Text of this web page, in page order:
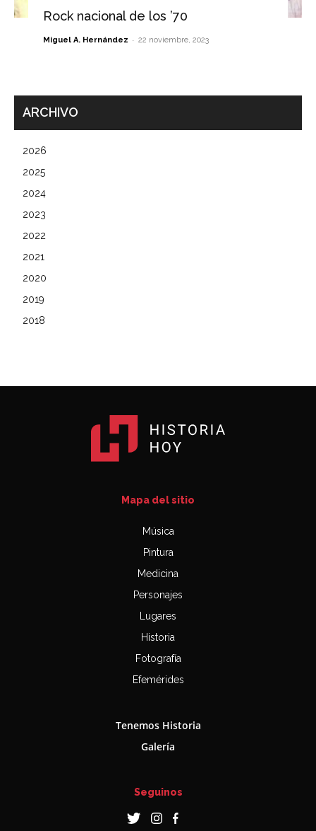
Rock nacional de los ’70
Miguel A. Hernández - 22 noviembre, 2023
ARCHIVO
2026
2025
2024
2023
2022
2021
2020
2019
2018
Mapa del sitio
Música
Pintura
Medicina
Personajes
Lugares
Historia
Fotografía
Efemérides
Tenemos Historia
Galería
Seguinos